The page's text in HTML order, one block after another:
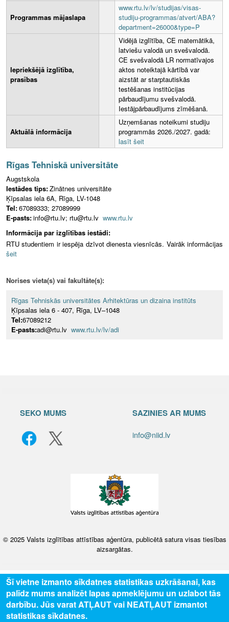
Programmas mājaslapa
www.rtu.lv/lv/studijas/visas-
studiju-programmas/atvert/ABA?
department=26000&type=P
Iepriekšējā izglītība,
prasības
Vidējā izglītība, CE matemātikā,
latviešu valodā un svešvalodā.
CE svešvalodā LR normatīvajos
aktos noteiktajā kārtībā var
aizstāt ar starptautiskās
testēšanas institūcijas
pārbaudījumu svešvalodā.
Iestājpārbaudījums zīmēšanā.
Aktuālā informācija
Uzņemšanas noteikumi studiju
programmās 2026./2027. gadā:
lasīt šeit
Rīgas Tehniskā universitāte
Augstskola
Iestādes tips:Zinātnes universitāte
Ķīpsalas iela 6A, Rīga, LV-1048
Tel:67089333; 27089999
E-pasts:info@rtu.lv; rtu@rtu.lv www.rtu.lv
Informācija par izglītības iestādi:
RTU studentiem ir iespēja dzīvot dienesta viesnīcās. Vairāk informācijas
šeit
Norises vieta(s) vai fakultāte(s):
Rīgas Tehniskās universitātes Arhitektūras un dizaina institūts
Ķīpsalas iela 6 - 407, Rīga, LV–1048
Tel:67089212
E-pasts:adi@rtu.lv www.rtu.lv/lv/adi
SEKO MUMS SAZINIES AR MUMS
info@niid.lv
© 2025 Valsts izglītības attīstības aģentūra, publicētā satura visas tiesības
aizsargātas.
Šī vietne izmanto sīkdatnes statistikas uzkrāšanai, kas
palīdz mums analizēt lapas apmeklējumu un uzlabot tās
darbību. Jūs varat ATĻAUT vai NEATĻAUT izmantot
statistikas sīkdatnes.